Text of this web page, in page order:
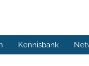
Kennisbank